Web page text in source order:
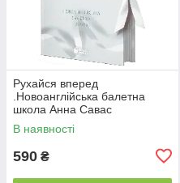
Рухайся вперед
.Новоанглійська балетна
школа Анна Савас
READBERRY
В наявності
590 ₴